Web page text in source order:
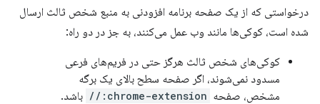
درخواستی که از یک صفحه برنامه افزودنی به منبع شخص ثالث ارسال
شده است، کوکی‌ها مانند وب عمل می‌کنند، به جز در دو راه:
کوکی‌های شخص ثالث هرگز حتی در فریم‌های فرعی
مسدود نمی‌شوند، اگر صفحه سطح بالای یک برگه
مشخص، صفحه chrome-extension://
باشد.